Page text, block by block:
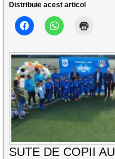
Distribuie acest articol
SUTE DE COPII AU